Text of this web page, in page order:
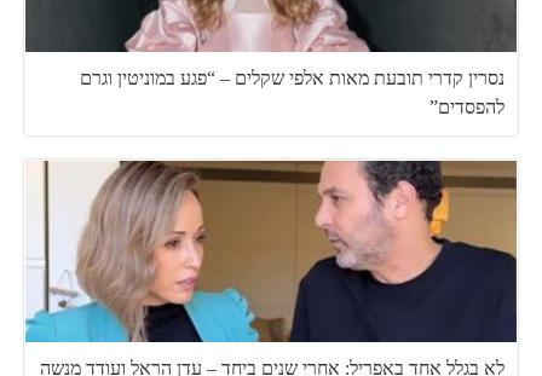
נסרין קדרי תובעת מאות אלפי שקלים – “פגע במוניטין וגרם
להפסדים”
לא בגלל אחד באפריל: אחרי שנים ביחד – עדן הראל ועודד מנשה